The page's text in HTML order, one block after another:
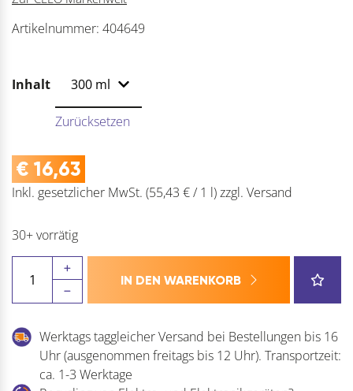
Artikelnummer: 404649
Inhalt
Zurücksetzen
€ 16,63
Inkl. gesetzlicher MwSt. (55,43 € / 1 l)zzgl. Versand
30+ vorrätig
Injektionsmörtel
polyester
PYSF
Menge
IN DEN WARENKORB
Werktags taggleicher Versand bei Bestellungen bis 16
Uhr (ausgenommen freitags bis 12 Uhr). Transportzeit:
ca. 1-3 Werktage